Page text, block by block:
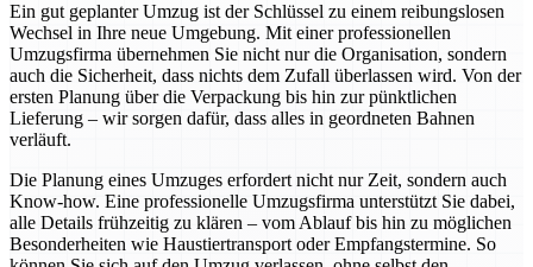
Ein gut geplanter Umzug ist der Schlüssel zu einem reibungslosen
Wechsel in Ihre neue Umgebung. Mit einer professionellen
Umzugsfirma übernehmen Sie nicht nur die Organisation, sondern
auch die Sicherheit, dass nichts dem Zufall überlassen wird. Von der
ersten Planung über die Verpackung bis hin zur pünktlichen
Lieferung – wir sorgen dafür, dass alles in geordneten Bahnen
verläuft.
Die Planung eines Umzuges erfordert nicht nur Zeit, sondern auch
Know-how. Eine professionelle Umzugsfirma unterstützt Sie dabei,
alle Details frühzeitig zu klären – vom Ablauf bis hin zu möglichen
Besonderheiten wie Haustiertransport oder Empfangstermine. So